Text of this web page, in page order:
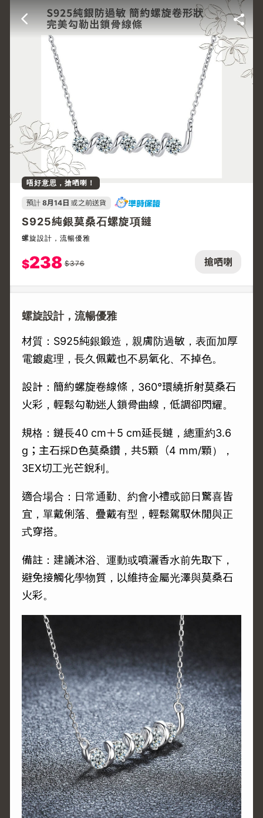
搶哂喇
唔好意思，搶哂喇！
預計 8月14日 或之前送貨
S925純銀莫桑石螺旋項鏈
螺旋設計，流暢優雅
$238 $376
螺旋設計，流暢優雅
材質：S925純銀鍛造，親膚防過敏，表面加厚
電鍍處理，長久佩戴也不易氧化、不掉色。
設計：簡約螺旋卷線條，360°環繞折射莫桑石
火彩，輕鬆勾勒迷人鎖骨曲線，低調卻閃耀。
規格：鏈長40 cm＋5 cm延長鏈，總重約3.6
g；主石採D色莫桑鑽，共5顆（4 mm/顆），
3EX切工光芒銳利。
適合場合：日常通勤、約會小禮或節日驚喜皆
宜，單戴俐落、疊戴有型，輕鬆駕馭休閒與正
式穿搭。
備註：建議沐浴、運動或噴灑香水前先取下，
避免接觸化學物質，以維持金屬光澤與莫桑石
火彩。